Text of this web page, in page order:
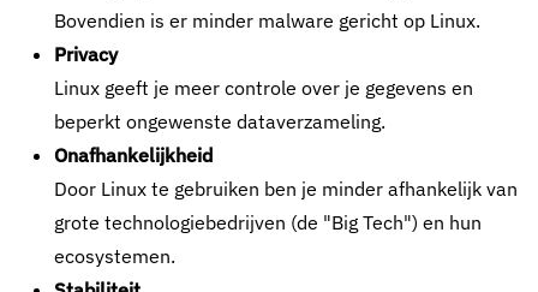
Bovendien is er minder malware gericht op Linux.
Privacy
Linux geeft je meer controle over je gegevens en
beperkt ongewenste dataverzameling.
Onafhankelijkheid
Door Linux te gebruiken ben je minder afhankelijk van
grote technologiebedrijven (de "Big Tech") en hun
ecosystemen.